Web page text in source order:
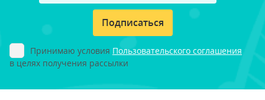
Подписаться
Принимаю условия Пользовательского соглашения
в целях получения рассылки